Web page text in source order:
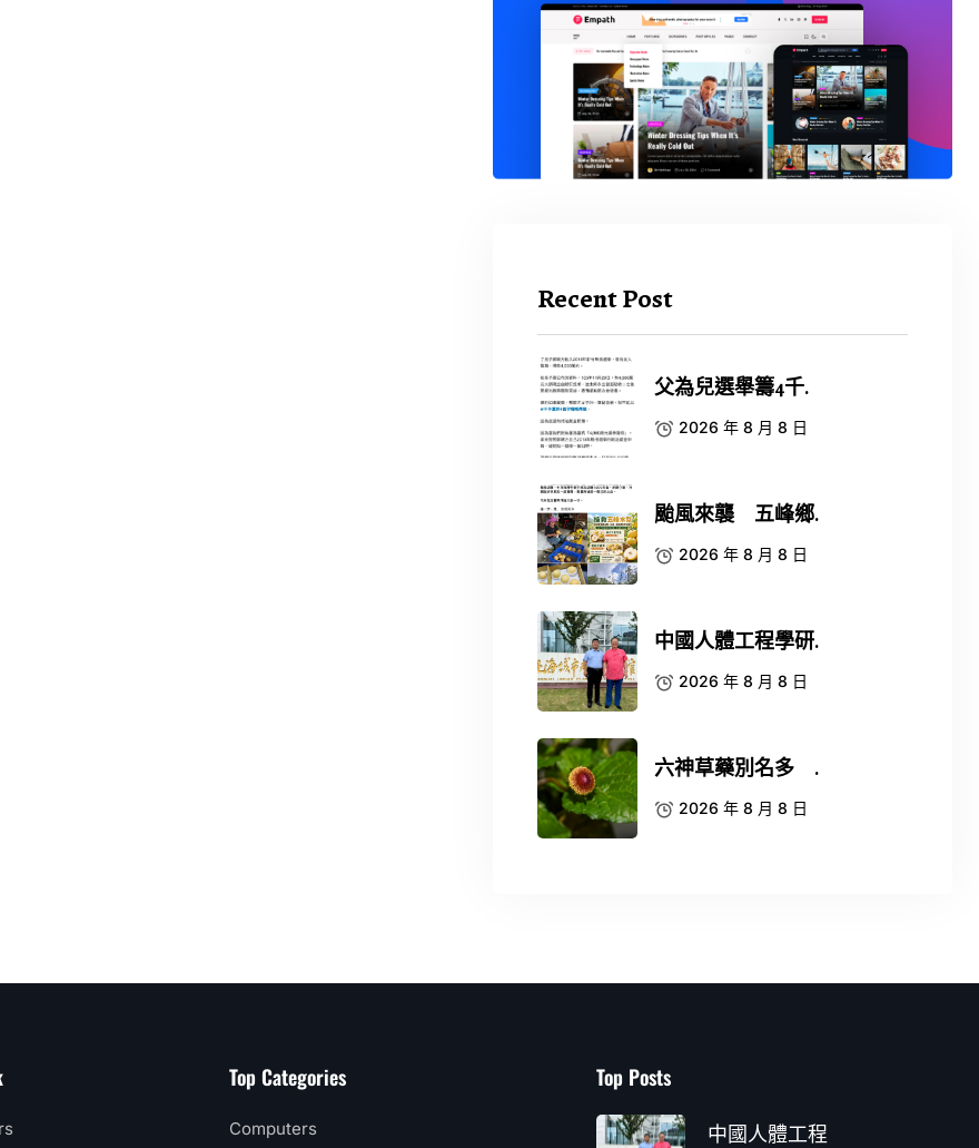
Recent Post
父為兒選舉籌4千.
2026 年 8 月 8 日
颱風來襲 五峰鄉.
2026 年 8 月 8 日
中國人體工程學研.
2026 年 8 月 8 日
六神草藥別名多 .
2026 年 8 月 8 日
Top Categories
Computers
Top Posts
中國人體工程